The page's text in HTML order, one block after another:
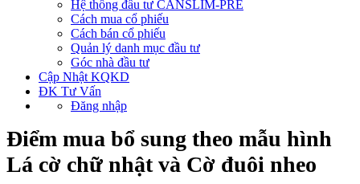
Hệ thống đầu tư CANSLIM-PRE
Cách mua cổ phiếu
Cách bán cổ phiếu
Quản lý danh mục đầu tư
Góc nhà đầu tư
Cập Nhật KQKD
ĐK Tư Vấn
Đăng nhập
Điểm mua bổ sung theo mẫu hình
Lá cờ chữ nhật và Cờ đuôi nheo